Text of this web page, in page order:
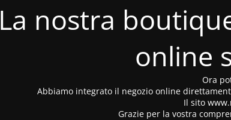
La nostra
online
Ora
Abbiamo integrato il negozio online
Il sito
Grazie per la vostra